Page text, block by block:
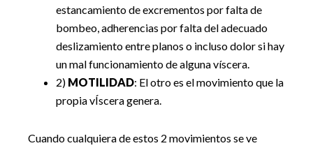
estancamiento de excrementos por falta de
bombeo, adherencias por falta del adecuado
deslizamiento entre planos o incluso dolor si hay
un mal funcionamiento de alguna víscera.
2) MOTILIDAD: El otro es el movimiento que la
propia vÍscera genera.
Cuando cualquiera de estos 2 movimientos se ve